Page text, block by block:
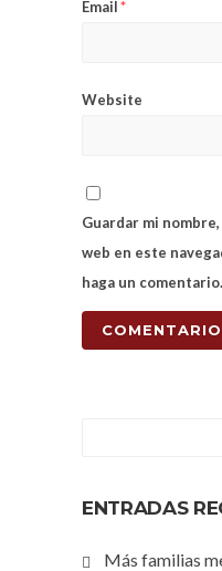
Email*
Website
Guardar mi
web en este
haga un comentario.
ENTRADAS
Más familias